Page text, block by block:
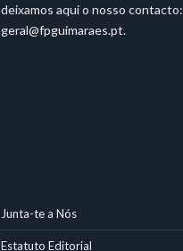
deixamos aqui o nosso contacto:
geral@fpguimaraes.pt.
Junta-te a Nós
Estatuto Editorial